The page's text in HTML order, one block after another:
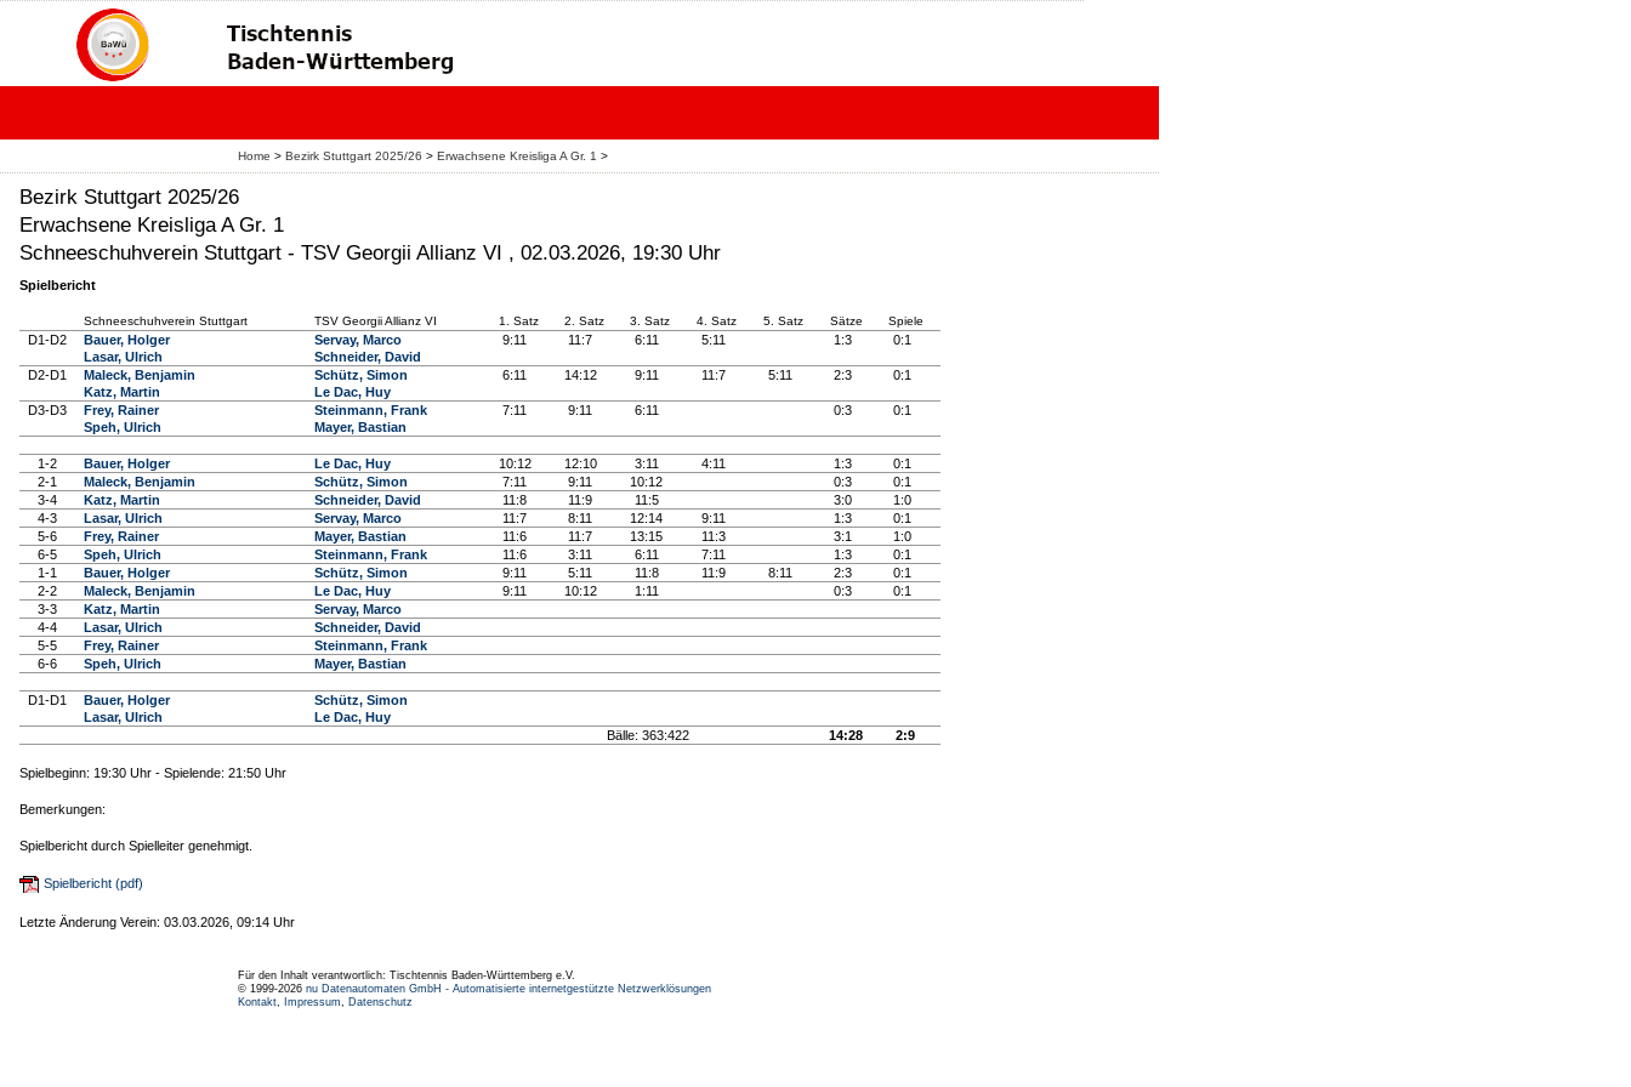
Home > Bezirk Stuttgart 2025/26 > Erwachsene Kreisliga A Gr. 1 >
Bezirk Stuttgart 2025/26
Erwachsene Kreisliga A Gr. 1
Schneeschuhverein Stuttgart - TSV Georgii Allianz VI , 02.03.2026, 19:30 Uhr
Spielbericht
Schneeschuhverein Stuttgart TSV Georgii Allianz VI 1. Satz 2. Satz 3. Satz 4. Satz 5. Satz Sätze Spiele
D1-D2
Bauer, Holger
Lasar, Ulrich
Servay, Marco
Schneider, David
9:11 11:7 6:11 5:11 1:3 0:1
D2-D1
Maleck, Benjamin
Katz, Martin
Schütz, Simon
Le Dac, Huy
6:11 14:12 9:11 11:7 5:11 2:3 0:1
D3-D3
Frey, Rainer
Speh, Ulrich
Steinmann, Frank
Mayer, Bastian
7:11 9:11 6:11 0:3 0:1
1-2 Bauer, Holger Le Dac, Huy 10:12 12:10 3:11 4:11 1:3
0:1
2-1
Maleck, Benjamin Schütz, Simon 7:11 9:11 10:12 0:3
0:1
3-4
Katz, Martin Schneider, David 11:8 11:9 11:5 3:0
1:0
4-3
Lasar, Ulrich Servay, Marco 11:7 8:11 12:14 9:11 1:3
0:1
5-6
Frey, Rainer Mayer, Bastian 11:6 11:7 13:15 11:3 3:1
1:0
6-5
Speh, Ulrich Steinmann, Frank 11:6 3:11 6:11 7:11 1:3
0:1
1-1
Bauer, Holger Schütz, Simon 9:11 5:11 11:8 11:9 8:11 2:3
0:1
2-2
Maleck, Benjamin Le Dac, Huy 9:11 10:12 1:11 0:3
0:1
3-3
Katz, Martin
Servay, Marco
4-4
Lasar, Ulrich
Schneider, David
5-5
Frey, Rainer
Steinmann, Frank
6-6
Speh, Ulrich Mayer, Bastian
D1-D1
Bauer, Holger
Lasar, Ulrich
Schütz, Simon
Le Dac, Huy
Bälle: 363:422
14:28 2:9
Spielbeginn: 19:30 Uhr - Spielende: 21:50 Uhr
Bemerkungen:
Spielbericht durch Spielleiter genehmigt.
Spielbericht (pdf)
Letzte Änderung Verein: 03.03.2026, 09:14 Uhr
Für den Inhalt verantwortlich: Tischtennis Baden-Württemberg e.V.
© 1999-2026 nu Datenautomaten GmbH - Automatisierte internetgestützte Netzwerklösungen
Kontakt, Impressum, Datenschutz